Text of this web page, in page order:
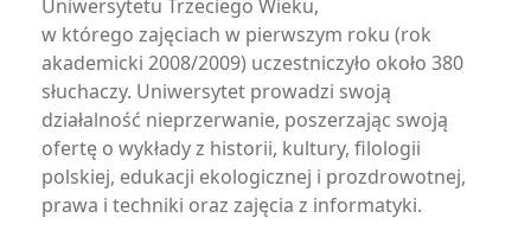
Uniwersytetu Trzeciego Wieku,
w którego zajęciach w pierwszym roku (rok
akademicki 2008/2009) uczestniczyło około 380
słuchaczy. Uniwersytet prowadzi swoją
działalność nieprzerwanie, poszerzając swoją
ofertę o wykłady z historii, kultury, filologii
polskiej, edukacji ekologicznej i prozdrowotnej,
prawa i techniki oraz zajęcia z informatyki.